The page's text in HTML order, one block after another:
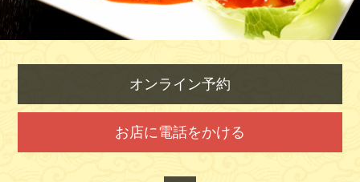
オンライン予約
お店に電話をかける